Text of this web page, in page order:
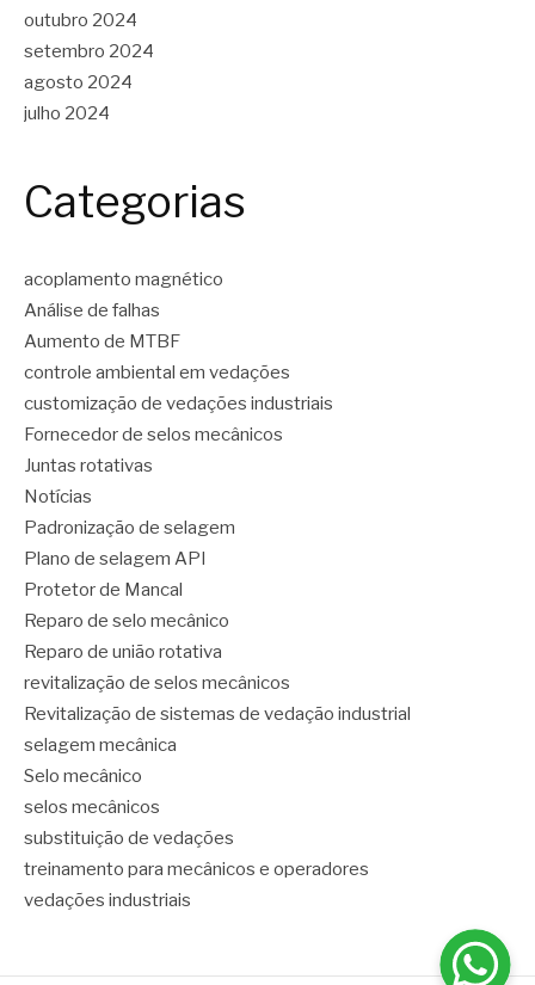
outubro 2024
setembro 2024
agosto 2024
julho 2024
Categorias
acoplamento magnético
Análise de falhas
Aumento de MTBF
controle ambiental em vedações
customização de vedações industriais
Fornecedor de selos mecânicos
Juntas rotativas
Notícias
Padronização de selagem
Plano de selagem API
Protetor de Mancal
Reparo de selo mecânico
Reparo de união rotativa
revitalização de selos mecânicos
Revitalização de sistemas de vedação industrial
selagem mecânica
Selo mecânico
selos mecânicos
substituição de vedações
treinamento para mecânicos e operadores
vedações industriais